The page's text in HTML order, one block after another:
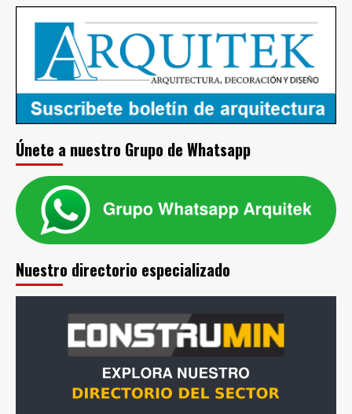
Únete a nuestro Grupo de Whatsapp
Nuestro directorio especializado